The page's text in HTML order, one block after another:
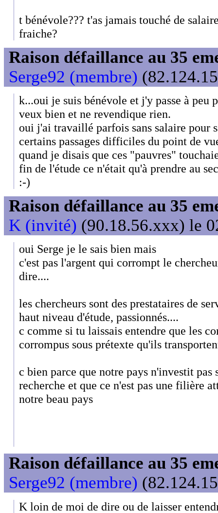
t bénévole??? t'as jamais touché de
fraiche?
Raison défaillance au 35
Serge92 (membre)
k...oui je suis bénévole et j'y passe à peu
veux bien et ne revendique rien.
oui j'ai travaillé parfois sans salaire pour
certains passages difficiles du point de
quand je disais que ces "pauvres"
fin de l'étude ce n'était qu'à prendre au
:-)
Raison défaillance au 35
K (invité) (90.18.56.xxx) le
oui Serge je le sais bien mais
c'est pas l'argent qui corrompt le
dire....
les chercheurs sont des prestataires de
haut niveau d'étude, passionnés....
c comme si tu laissais entendre que les
corrompus sous prétexte qu'ils
c bien parce que notre pays n'investit pas
recherche et que ce n'est pas une filière
notre beau pays
Raison défaillance au 35
Serge92 (membre)
K loin de moi de dire ou de laisser